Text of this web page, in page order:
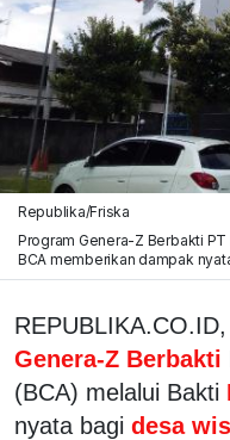
Republika/Friska
Program Genera-Z Berbakti
BCA memberikan dampak
Genera-Z Berbakti
(BCA) melalui Bakti
nyata bagi desa